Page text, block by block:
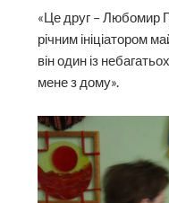
«Це друг – Любомир
річним ініціатором
він один із
мене з дому».